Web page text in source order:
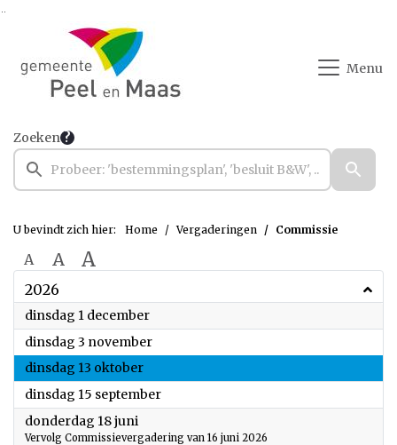
Ga naar de inhoud van deze pagina
Menu
Zoeken
U bevindt zich hier: Home Vergaderingen Commissie
A A A
2026
dinsdag 1 december2026
dinsdag 3 november2026
dinsdag 13 oktober2026
dinsdag 15 september2026
donderdag 18 juni
Vervolg Commissievergadering van 16 juni 2026